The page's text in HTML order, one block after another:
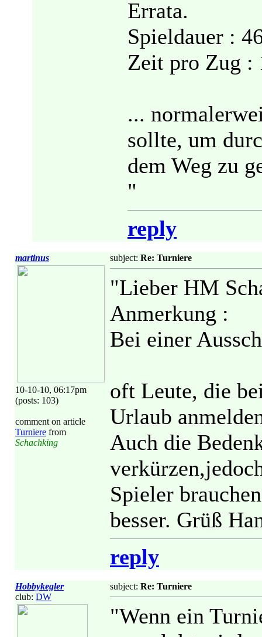
Errata.
Spieldauer :
Zeit pro Zug :
...
sollte, um
dem Weg zu
"
reply
martinus
10-10-10, 06:17pm
(posts: 103)
comment on article
Turniere from
Schachking
subject: Re: Turniere
"Lieber HM
Anmerkung :
Bei einer
oft Leute, die
Urlaub
Auch die
Spieler
besser. Grüß
reply
Hobbykegler
club: DW
subject: Re: Turniere
"Wenn ein